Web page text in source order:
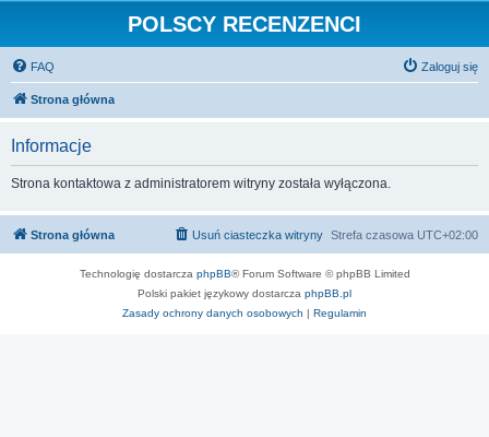
POLSCY RECENZENCI
FAQ Zaloguj się
Strona główna
Informacje
Strona kontaktowa z administratorem witryny została wyłączona.
Strona główna Strefa czasowa UTC+02:00
Usuń ciasteczka witryny
Technologię dostarcza phpBB® Forum Software © phpBB Limited
Polski pakiet językowy dostarcza phpBB.pl
Zasady ochrony danych osobowych | Regulamin